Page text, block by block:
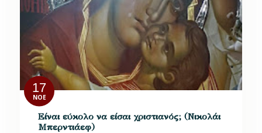
17
ΝΟΈ
Είναι εύκολο να είσαι χριστιανός; (Νικολάι
Μπερντιάεφ)